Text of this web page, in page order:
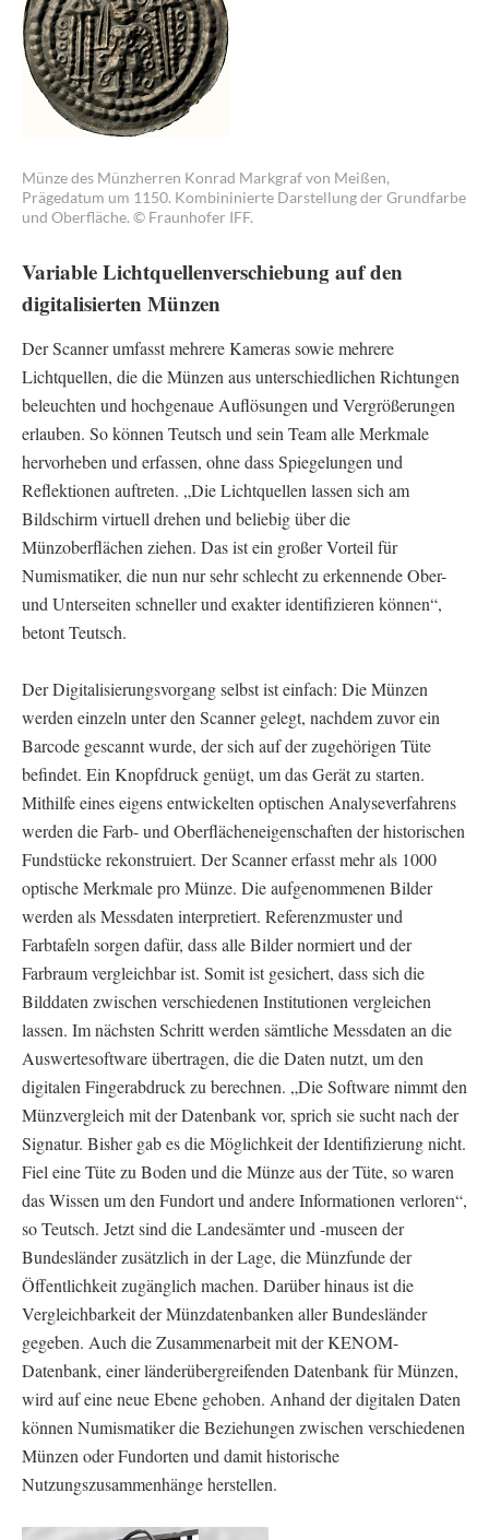
Münze des Münzherren Konrad Markgraf von Meißen,
Prägedatum um 1150. Kombininierte Darstellung der Grundfarbe
und Oberfläche. © Fraunhofer IFF.
Variable Lichtquellenverschiebung auf den
digitalisierten Münzen
Der Scanner umfasst mehrere Kameras sowie mehrere
Lichtquellen, die die Münzen aus unterschiedlichen Richtungen
beleuchten und hochgenaue Auflösungen und Vergrößerungen
erlauben. So können Teutsch und sein Team alle Merkmale
hervorheben und erfassen, ohne dass Spiegelungen und
Reflektionen auftreten. „Die Lichtquellen lassen sich am
Bildschirm virtuell drehen und beliebig über die
Münzoberflächen ziehen. Das ist ein großer Vorteil für
Numismatiker, die nun nur sehr schlecht zu erkennende Ober-
und Unterseiten schneller und exakter identifizieren können“,
betont Teutsch.
Der Digitalisierungsvorgang selbst ist einfach: Die Münzen
werden einzeln unter den Scanner gelegt, nachdem zuvor ein
Barcode gescannt wurde, der sich auf der zugehörigen Tüte
befindet. Ein Knopfdruck genügt, um das Gerät zu starten.
Mithilfe eines eigens entwickelten optischen Analyseverfahrens
werden die Farb- und Oberflächeneigenschaften der historischen
Fundstücke rekonstruiert. Der Scanner erfasst mehr als 1000
optische Merkmale pro Münze. Die aufgenommenen Bilder
werden als Messdaten interpretiert. Referenzmuster und
Farbtafeln sorgen dafür, dass alle Bilder normiert und der
Farbraum vergleichbar ist. Somit ist gesichert, dass sich die
Bilddaten zwischen verschiedenen Institutionen vergleichen
lassen. Im nächsten Schritt werden sämtliche Messdaten an die
Auswertesoftware übertragen, die die Daten nutzt, um den
digitalen Fingerabdruck zu berechnen. „Die Software nimmt den
Münzvergleich mit der Datenbank vor, sprich sie sucht nach der
Signatur. Bisher gab es die Möglichkeit der Identifizierung nicht.
Fiel eine Tüte zu Boden und die Münze aus der Tüte, so waren
das Wissen um den Fundort und andere Informationen verloren“,
so Teutsch. Jetzt sind die Landesämter und -museen der
Bundesländer zusätzlich in der Lage, die Münzfunde der
Öffentlichkeit zugänglich machen. Darüber hinaus ist die
Vergleichbarkeit der Münzdatenbanken aller Bundesländer
gegeben. Auch die Zusammenarbeit mit der KENOM-
Datenbank, einer länderübergreifenden Datenbank für Münzen,
wird auf eine neue Ebene gehoben. Anhand der digitalen Daten
können Numismatiker die Beziehungen zwischen verschiedenen
Münzen oder Fundorten und damit historische
Nutzungszusammenhänge herstellen.